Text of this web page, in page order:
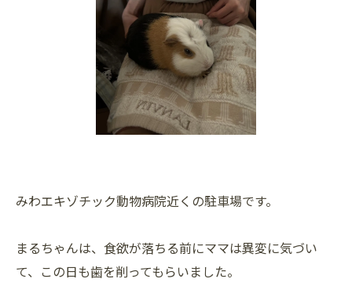
みわエキゾチック動物病院近くの駐車場です。
まるちゃんは、食欲が落ちる前にママは異変に気づい
て、この日も歯を削ってもらいました。